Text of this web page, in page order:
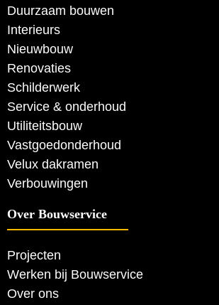
Duurzaam bouwen
Interieurs
Nieuwbouw
Renovaties
Schilderwerk
Service & onderhoud
Utiliteitsbouw
Vastgoedonderhoud
Velux dakramen
Verbouwingen
Over Bouwservice
Projecten
Werken bij Bouwservice
Over ons